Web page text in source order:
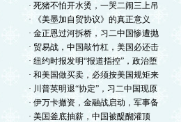
· 死猪不怕开水烫，一哭二闹三上吊
· 《美墨加自贸协议》的真正意义
· 金正恩过河拆桥，习二中国惨遭抛
· 贸易战，中国敲竹杠，美国必还击
· 纽约时报发明“报道指控”，政治堕
· 和美国做买卖，必须按美国规矩来
· 川普英明退“协定”，习二中国现原
· 伊万卡撤资，金融战启动，军事备
· 美国釜底抽薪，中国被醍醐灌顶